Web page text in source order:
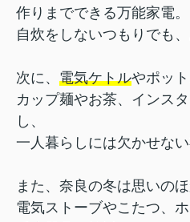
作りまでできる万能家電。
自炊をしないつもりでも
次に、 電気ケトルやポット
カップ麺やお茶、インス
し、
一人暮らしには欠かせない
また、奈良の冬は思いの
電気ストーブやこたつ、